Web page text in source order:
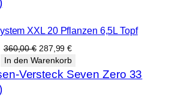
XXL 20 Pflanzen 6,5L Topf
360,00€ Ursprünglicher
Preis
war:
360,00 €
287,99€Aktueller
Preis
ist:
287,99 €.
In den Warenkorb